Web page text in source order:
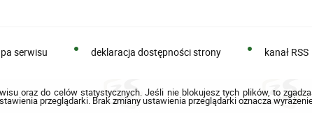
serwisu deklaracja dostępności strony kanał RSS
oraz do celów statystycznych. Jeśli nie blokujesz tych plików, to
przeglądarki. Brak zmiany ustawienia przeglądarki oznacza